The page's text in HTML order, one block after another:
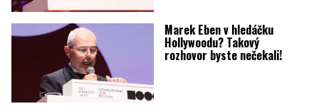
Marek Eben v hledáčku
Hollywoodu? Takový
rozhovor byste nečekali!